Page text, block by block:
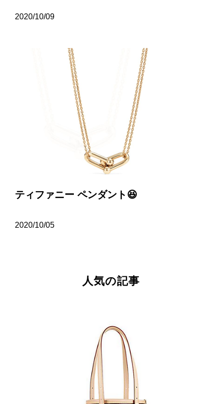
2020/10/09
ティファニー ペンダント😆
2020/10/05
人気の記事